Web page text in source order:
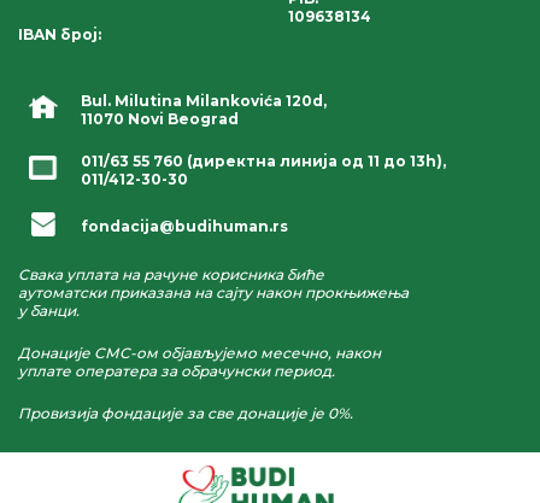
Bul. Milutina Milankovića 120d,
11070 Novi Beograd
011/63 55 760 (директна линија од 11 до 13h),
011/412-30-30
fondacija@budihuman.rs
Свака уплата на рачуне корисника биће
аутоматски приказана на сајту након прокњижења
у банци.
Донације СМС-ом објављујемо месечно, након
уплате оператера за обрачунски период.
Провизија фондације за све донације је 0%.
IBAN број:
109638134